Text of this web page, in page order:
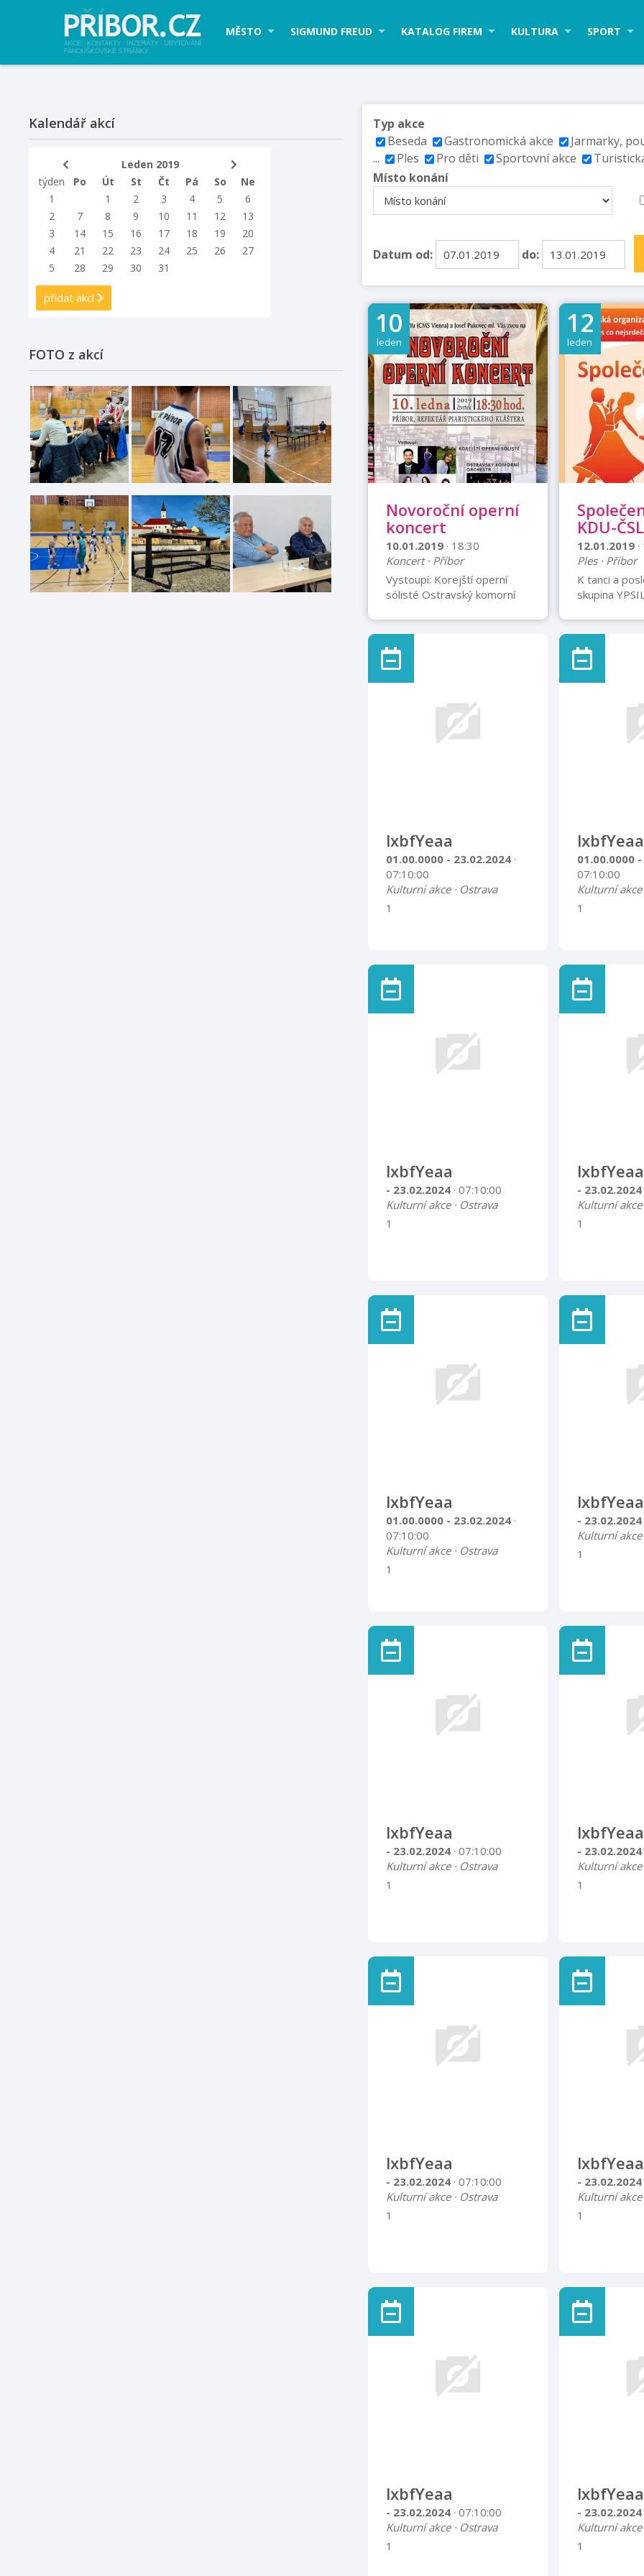
MĚSTO SIGMUND FREUD KATALOG FIREM KULTURA SPORT
Typ akce
Beseda
Gastronomická akce Jarmarky,
...
Ples Pro děti Sportovní akce
Místo konání
Datum od: do:
10
leden
Novoroční operní
koncert
10.01.2019 · 18:30
Koncert · Příbor
Vystoupí: Korejští operní
sólisté Ostravský komorní
dobrovolné
12
leden
KDU-ČSL
12.01.2019
Ples · Příbor
K tanci a
skupina
studentky
na tradiční
občerstvení,
hru o ceny a
Vstupné
100,- Kč -
Předprodej
tel:
lxbfYeaa
01.00.0000 - 23.02.2024 ·
07:10:00
Kulturní akce · Ostrava
1
lxbfYeaa
01.00.0000
07:10:00
Kulturní akce
1
lxbfYeaa
- 23.02.2024 · 07:10:00
Kulturní akce · Ostrava
1
lxbfYeaa
- 23.02.2024
Kulturní akce
1
lxbfYeaa
01.00.0000 - 23.02.2024 ·
07:10:00
Kulturní akce · Ostrava
1
lxbfYeaa
- 23.02.2024
Kulturní akce
1
lxbfYeaa
- 23.02.2024 · 07:10:00
Kulturní akce · Ostrava
1
lxbfYeaa
- 23.02.2024
Kulturní akce
1
lxbfYeaa
- 23.02.2024 · 07:10:00
Kulturní akce · Ostrava
1
lxbfYeaa
- 23.02.2024
Kulturní akce
1
lxbfYeaa
- 23.02.2024 · 07:10:00
Kulturní akce · Ostrava
1
lxbfYeaa
- 23.02.2024
Kulturní akce
1
Kalendář akcí
Leden 2019
týden
Po Út St Čt Pá So
Ne
1
1 2 3 4 5
6
2
7 8 9 10 11 12
13
3
14 15 16 17 18 19
20
4
21 22 23 24 25 26
27
5
28 29 30 31
přidat akci
FOTO z akcí